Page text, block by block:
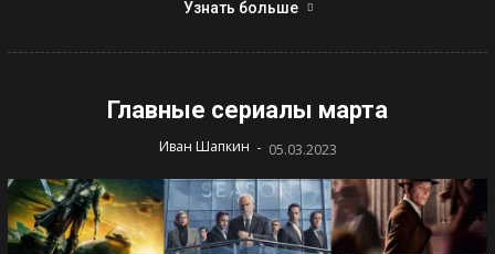
Узнать больше
Главные сериалы марта
Иван Шапкин - 05.03.2023